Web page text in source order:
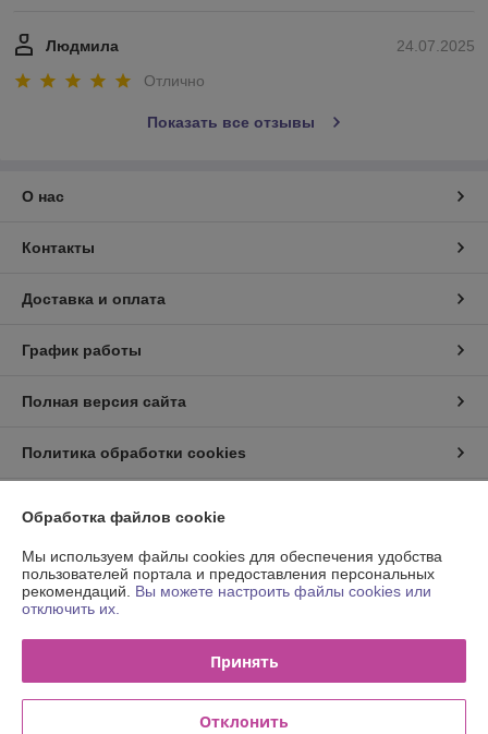
24.07.2025
Людмила
Отлично
Показать все отзывы
О нас
Контакты
Доставка и оплата
График работы
Полная версия сайта
Политика обработки cookies
Юридическое лицо:Общество с ограниченной ответственностью
"Деловой тон"
220033, г. Минск пр-т Партизанский, 6Д, офис 311в
Обработка файлов cookie
Мы используем файлы cookies для обеспечения удобства
пользователей портала и предоставления персональных
рекомендаций. Вы можете настроить файлы cookies или
отключить их.
Принять
Отклонить